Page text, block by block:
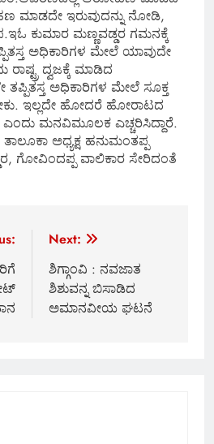
ಮಾಡದೇ ಇರುವುದನ್ನು ನೋಡಿ,
ಕುಮಾರ ಮಣ್ಣವಡ್ಡರ ಗಮನಕ್ಕೆ
ಅಧಿಕಾರಿಗಳ ಮೇಲೆ ಯಾವುದೇ
ರಾಷ್ಟ್ರ ದ್ವಜಕ್ಕೆ ಮಾಡಿದ
ಅಧಿಕಾರಿಗಳ ಮೇಲೆ ಸೂಕ್ತ
ಇಲ್ಲದೇ ಹೋದರೆ ಹೋರಾಟದ
ಮನವಿಮೂಲಕ ಎಚ್ಚರಿಸಿದ್ದಾರೆ.
ಅಧ್ಯಕ್ಷ ಹನುಮಂತಪ್ಪ
ಗೋವಿಂದಪ್ಪ ವಾಲಿಕಾರ ಸೇರಿದಂತೆ
Next:
ಶಿಗ್ಗಾಂವಿ : ನವಜಾತ
ಶಿಶುವನ್ನ ಬಿಸಾಡಿದ
ಅಮಾನವೀಯ ಘಟನೆ